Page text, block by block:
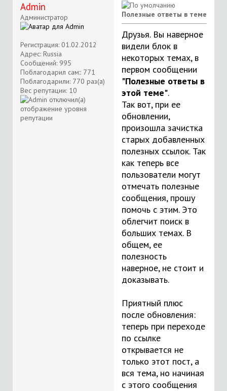
Аdmin
Администратор
Регистрация: 01.02.2012
Адрес: Russia
Сообщений: 995
Поблагодарил сам:: 771
Поблагодарили: 770 раз(а)
Вес репутации: 10
Полезные ответы в теме
Друзья. Вы наверное
видели блок в
некоторых темах, в
первом сообщении
"Полезные ответы в
этой теме".
Так вот, при ее
обновлении,
произошла зачистка
старых добавленных
полезных ссылок. Так
как теперь все
пользователи могут
отмечать полезные
сообщения, прошу
помочь с этим. Это
облегчит поиск в
больших темах. В
общем, ее
полезность
наверное, не стоит и
доказывать.
Приятный плюс
после обновления:
теперь при переходе
по ссылке
открывается не
только этот пост, а
вся тема, но начиная
с этого сообщения